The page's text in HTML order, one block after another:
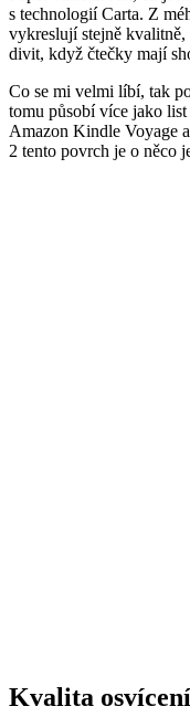
s technologií Carta. Z
vykreslují stejně kvalitně,
divit, když čtečky mají
Co se mi velmi líbí, tak
tomu působí více jako
Amazon Kindle Voyage
2 tento povrch je o něco
Kvalita